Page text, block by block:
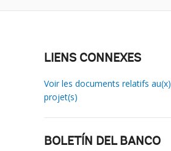
LIENS CONNEXES
Voir les documents relatifs au(x)
projet(s)
BOLETÍN DEL BANCO